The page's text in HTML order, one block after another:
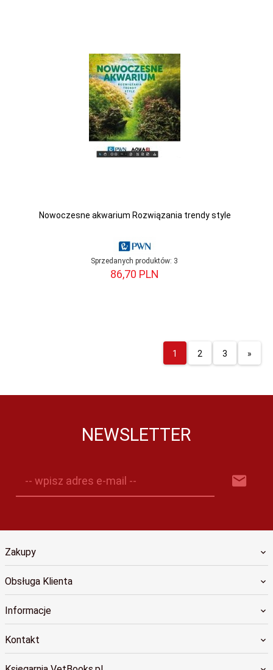
Nowoczesne akwarium Rozwiązania trendy style
Sprzedanych produktów: 3
86,70 PLN
1 2 3 »
NEWSLETTER
-- wpisz adres e-mail --
Zakupy
Obsługa Klienta
Informacje
Kontakt